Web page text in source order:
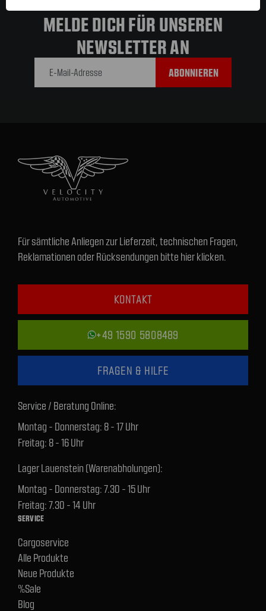
MELDE DICH FÜR UNSEREN
NEWSLETTER AN
Für sämtliche Anliegen zur Lieferzeit, technischen Fragen,
Reklamationen oder Rücksendungen bitte hier klicken.
KONTAKT
+49 1590 5808489
FRAGEN & HILFE
Service / Beratung Online:
Montag - Donnerstag: 8 - 17 Uhr
Freitag: 8 - 16 Uhr
Lager Lauenstein (Warenabholungen):
Montag - Donnerstag: 7.30 - 15 Uhr
Freitag: 7.30 - 14 Uhr
SERVICE
Cargoservice
Alle Produkte
Neue Produkte
%Sale
Blog